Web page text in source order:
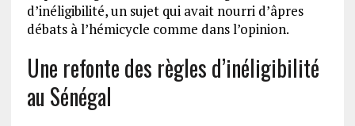
d’inéligibilité, un sujet qui avait nourri d’âpres
débats à l’hémicycle comme dans l’opinion.
Une refonte des règles d’inéligibilité
au Sénégal